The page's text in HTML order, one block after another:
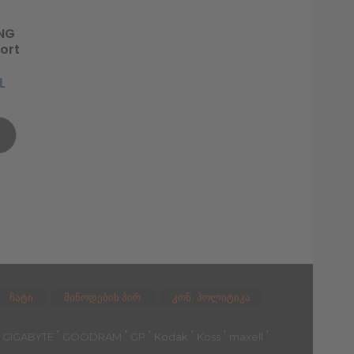
მიწოდების პირ. კონ. პოლიტიკა
ჩატი
GIGABYTE ' GOODRAM ' GP ' Kodak ' Koss ' maxell
'